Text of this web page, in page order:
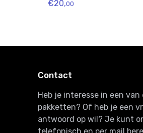
€20,00
Contact
Heb je interesse in een van
pakketten? Of heb je een
antwoord op wil? Je kunt